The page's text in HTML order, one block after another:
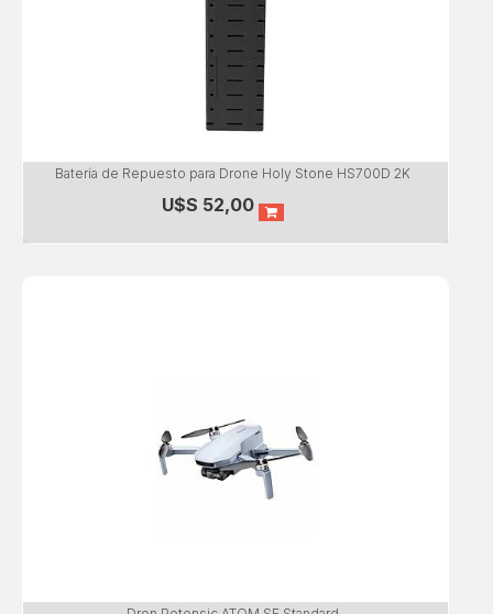
Batería de Repuesto para Drone Holy Stone HS700D 2K
U$S 52,00